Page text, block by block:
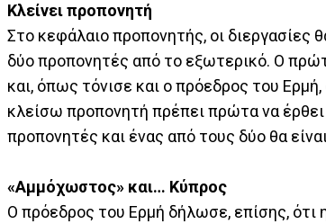
Κλείνει προπονητή
Στο κεφάλαιο προπονητής, οι
δύο προπονητές από το εξωτερικό. Ο
και, όπως τόνισε και ο πρόεδρος του Ερμή,
κλείσω προπονητή πρέπει πρώτα να
προπονητές και ένας από τους δύο θα
«Αμμόχωστος» και… Κύπρος
Ο πρόεδρος του Ερμή δήλωσε, επίσης, ότι